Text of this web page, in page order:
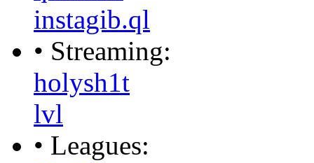
instagib.ql
• Streaming:
holysh1t
lvl
• Leagues: